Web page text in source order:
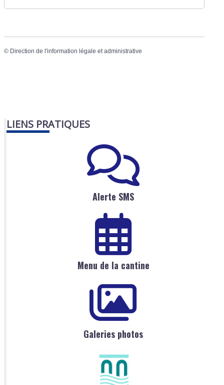
© Direction de l'information légale et administrative
LIENS PRATIQUES
Alerte SMS
Menu de la cantine
Galeries photos